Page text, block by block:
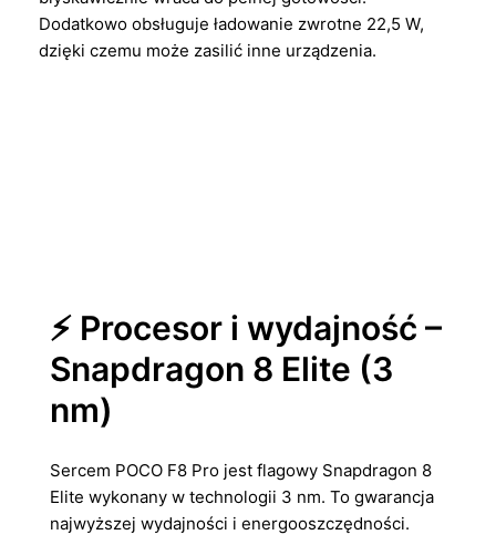
Dodatkowo obsługuje ładowanie zwrotne 22,5 W,
dzięki czemu może zasilić inne urządzenia.
⚡ Procesor i wydajność –
Snapdragon 8 Elite (3
nm)
Sercem POCO F8 Pro jest flagowy Snapdragon 8
Elite wykonany w technologii 3 nm. To gwarancja
najwyższej wydajności i energooszczędności.